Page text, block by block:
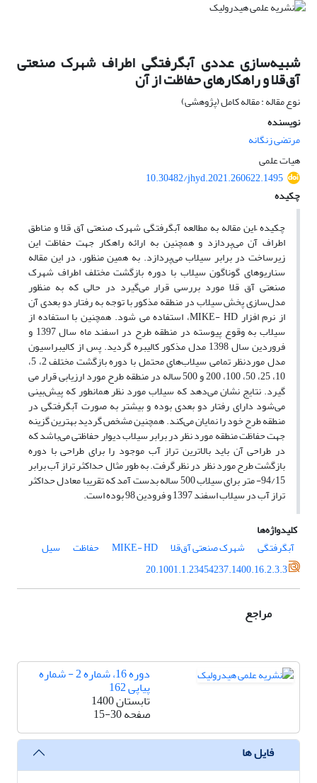
شبیه‌سازی عددی آبگرفتگی اطراف شهرک صنعتی
آق‌قلا و راهکارهای حفاظت از آن
نوع مقاله : مقاله کامل (پژوهشی)
نویسنده
مرتضی زنگانه
هیات علمی
10.30482/jhyd.2021.260622.1495
چکیده
چکیده –این مقاله به مطالعه آبگرفتگی شهرک صنعتی آق قلا و مناطق
اطراف آن می‌پردازد و همچنین به ارائه راهکار جهت حفاظت این
زیرساخت در برابر سیلاب می‌پردازد. به همین منظور، در این مقاله
سناریوهای گوناگون سیلاب با دوره بازگشت مختلف اطراف شهرک
صنعتی آق قلا مورد بررسی قرار می‌گیرد در حالی که به منظور
مدل‌سازی پخش سیلاب در منطقه مذکور با توجه به رفتار دو بعدی آن
از نرم افزار MIKE- HD، استفاده می شود. همچنین با استفاده از
سیلاب به وقوع پیوسته در منطقه طرح در اسفند ماه سال 1397 و
فروردین سال 1398 مدل مذکور کالیبره گردید. پس از کالیبراسیون
مدل موردنظر تمامی سیلاب‌های محتمل با دوره بازگشت مختلف 2، 5،
10، 25، 50، 100، 200 و 500 ساله در منطقه طرح مورد ارزیابی قرار می
گیرد. نتایج نشان می‌دهد که سیلاب مورد نظر همانطور که پیش‌بینی
می‌شود دارای رفتار دو بعدی بوده و بیشتر به صورت آبگرفتگی در
منطقه طرح خود را نمایان می‌کند. همچنین مشخص گردید بهترین گزینه
جهت حفاظت منطقه مورد نظر در برابر سیلاب دیوار حفاظتی می‌باشد که
در طراحی آن باید بالاترین تراز آب موجود را برای طراحی با دوره
بازگشت طرح مورد نظر در نظر گرفت. به طور مثال حداکثر تراز آب برابر
94/15- متر برای سیلاب 500 ساله بدست آمد که تقریبا معادل حداکثر
تراز آب در سیلاب اسفند 1397 و فرودین 98 بوده است.
کلیدواژه‌ها
آبگرفتگی
شهرک صنعتی آق‌قلا MIKE- HD حفاظت
سیل
20.1001.1.23454237.1400.16.2.3.3
مراجع
دوره 16، شماره 2 - شماره
پیاپی 162
تابستان 1400
صفحه15-30
فایل ها